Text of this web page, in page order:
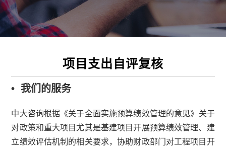
项目支出自评复核
• 我们的服务
中大咨询根据 《关于全面实施预算绩效管理的意见》 关于
对政策和重大项目尤其是基建项目开展预算绩效管理、建
立绩效评估机制的相关要求，协助财政部门对工程项目开